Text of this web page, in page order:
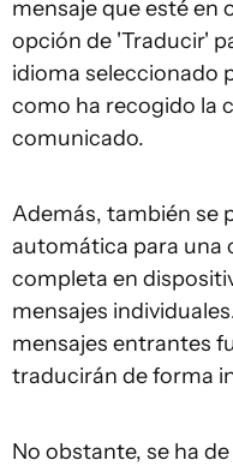
mensaje que esté en
opción de 'Traducir'
idioma seleccionado
como ha recogido la
comunicado.
Además, también se
automática para una
completa en
mensajes
mensajes entrantes
traducirán de forma
No obstante, se ha